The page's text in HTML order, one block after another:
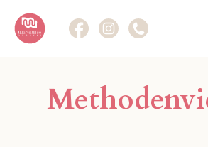
Marte Meo im Fokus.